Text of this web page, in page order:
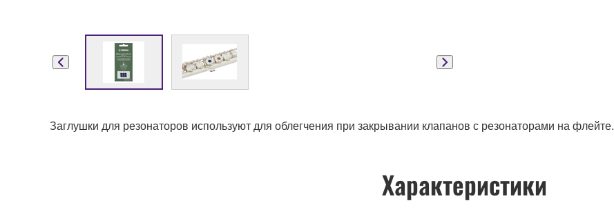
Заглушки для резонаторов используют для облегчения при закрывании клапанов с резонаторами на флейте.
Характеристики